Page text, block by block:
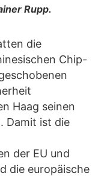
Rupp.
die
Chip-
Haag seinen
Damit ist die
der EU und
die europäische